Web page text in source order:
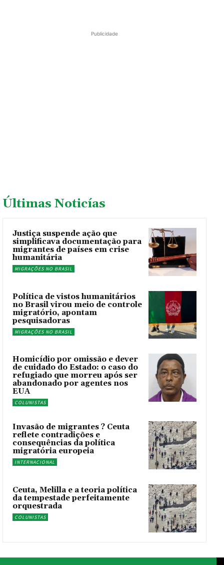
Publicidade
Últimas Noticías
Justiça suspende ação que
simplificava documentação para
migrantes de países em crise
humanitária
MIGRAÇÕES NO BRASIL
Política de vistos humanitários
no Brasil virou meio de controle
migratório, apontam
pesquisadoras
MIGRAÇÕES NO BRASIL
Homicídio por omissão e dever
de cuidado do Estado: o caso do
refugiado que morreu após ser
abandonado por agentes nos
EUA
COLUNISTAS
Invasão de migrantes ? Ceuta
reflete contradições e
consequências da política
migratória europeia
INTERNACIONAL
Ceuta, Melilla e a teoria política
da tempestade perfeitamente
orquestrada
COLUNISTAS